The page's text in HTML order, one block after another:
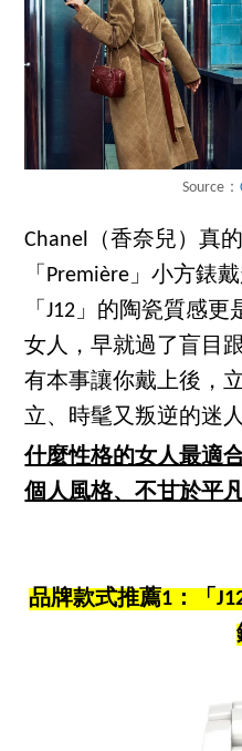
Source：
Chanel（香奈兒）真
「Première」小方錶
「J12」的陶瓷質感
女人，早就過了盲目
有本事讓你戴上後，
立、時髦又叛逆的迷
什麼性格的女人最適
個人風格、不甘於平
品牌款式推薦1：「